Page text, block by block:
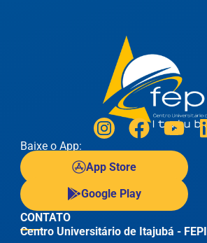
Baixe o App:
App Store
Google Play
CONTATO
Centro Universitário de Itajubá - FEPI